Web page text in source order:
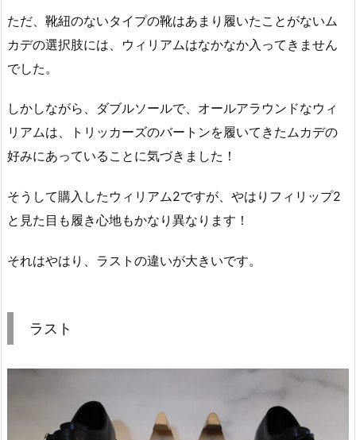
ただ、靴紐のないタイプの靴はあまり履いたことがないム
カデの選択肢には、ウィリアムはなかなか入ってきません
でした。
しかしながら、ダブルソールで、オールアラウンドなウィ
リアムは、トリッカーズのバートンを履いてきたムカデの
好みにあっていることに気づきました！
そうして購入したウィリアム2ですが、やはりフィリップ2
と見た目も履き心地もかなり異なります！
それはやはり、ラストの違いが大きいです。
ラスト